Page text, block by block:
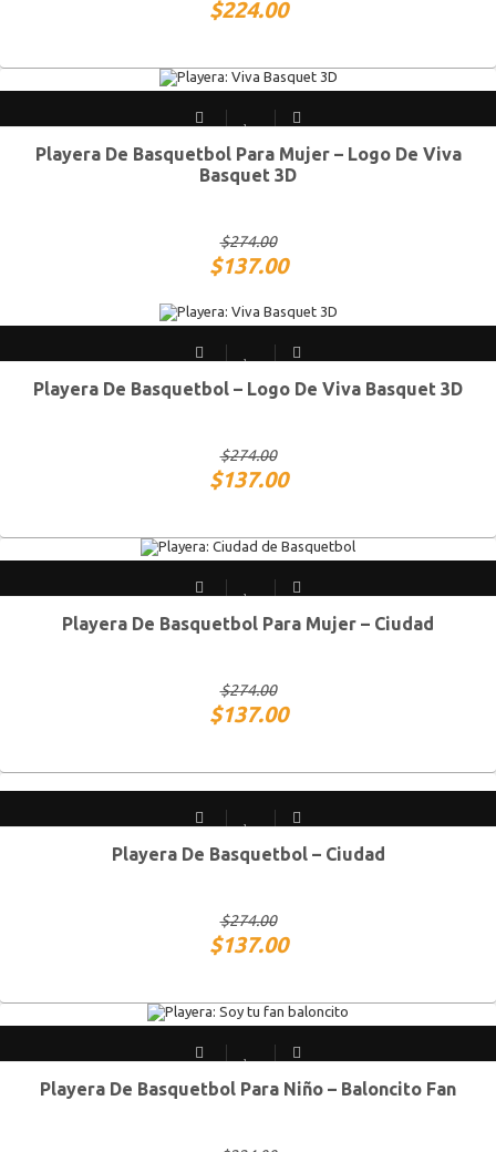
$224.00
CH M G XG
Playera De Basquetbol Para Mujer – Logo De Viva
Basquet 3D
$274.00
$137.00
CH M G XG
Playera De Basquetbol – Logo De Viva Basquet 3D
$274.00
$137.00
CH M G XG
Playera De Basquetbol Para Mujer – Ciudad
$274.00
$137.00
CH M G XG
Playera De Basquetbol – Ciudad
$274.00
$137.00
Chico Mediano Grande Extra Grande
Playera De Basquetbol Para Niño – Baloncito Fan